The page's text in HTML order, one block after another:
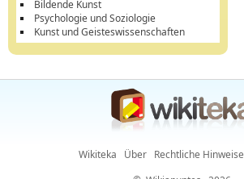
Bildende Kunst
Psychologie und Soziologie
Kunst und Geisteswissenschaften
Wikiteka Über Rechtliche Hinweise